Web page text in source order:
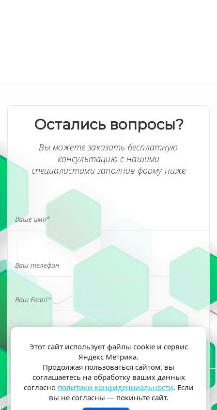
Остались вопросы?
Вы можете заказать бесплатную
консультацию с нашими
специалистами заполнив форму ниже
Я ознакомлен(а) и согласен(на) на обработку моих
персональных данных согласно политики
конфиденциальности
Этот сайт использует файлы cookie и сервис
Яндекс Метрика.
Продолжая пользоваться сайтом, вы
соглашаетесь на обработку ваших данных
согласно политики конфиденциальности. Если
вы не согласны — покиньте сайт.